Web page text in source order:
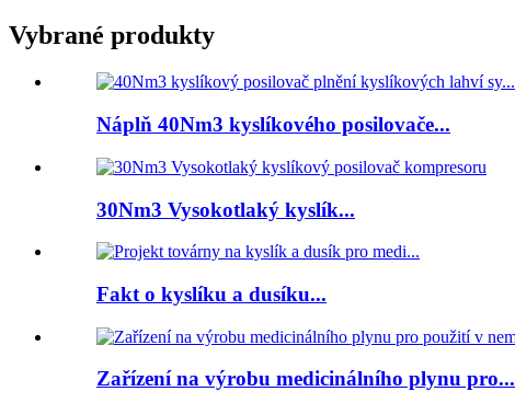
Vybrané produkty
Náplň 40Nm3 kyslíkového posilovače...
30Nm3 Vysokotlaký kyslík...
Fakt o kyslíku a dusíku...
Zařízení na výrobu medicinálního plynu pro...